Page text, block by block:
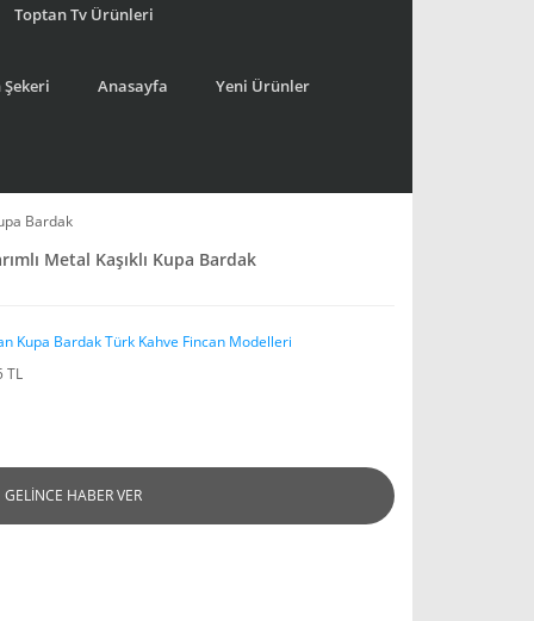
Toptan Tv Ürünleri
Anasayfa Yeni Ürünler
Bardak
Metal Kaşıklı Kupa Bardak
Kupa Bardak Türk Kahve Fincan Modelleri
TL
GELİNCE HABER VER